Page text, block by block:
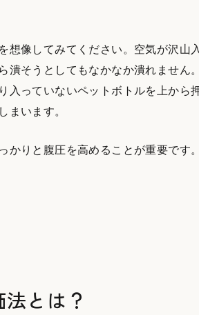
想像してみてください。空気が沢山
潰そうとしてもなかなか潰れません
入っていないペットボトルを上から
まいます。
かりと腹圧を高めることが重要です
とは？